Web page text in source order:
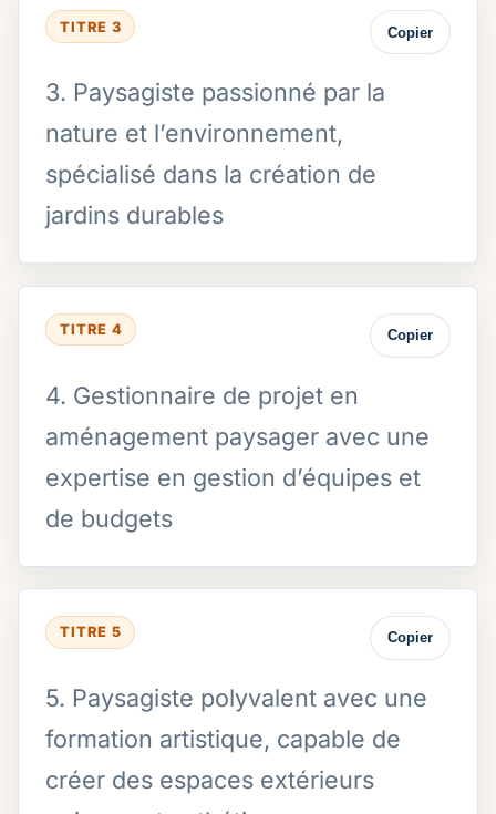
TITRE 3 Copier
3. Paysagiste passionné par la
nature et l’environnement,
spécialisé dans la création de
jardins durables
TITRE 4 Copier
4. Gestionnaire de projet en
aménagement paysager avec une
expertise en gestion d’équipes et
de budgets
TITRE 5 Copier
5. Paysagiste polyvalent avec une
formation artistique, capable de
créer des espaces extérieurs